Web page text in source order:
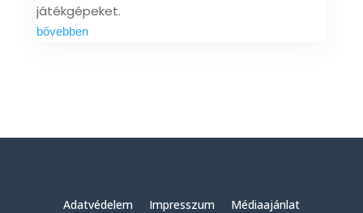
játékgépeket.
bővebben
Adatvédelem Impresszum Médiaajánlat